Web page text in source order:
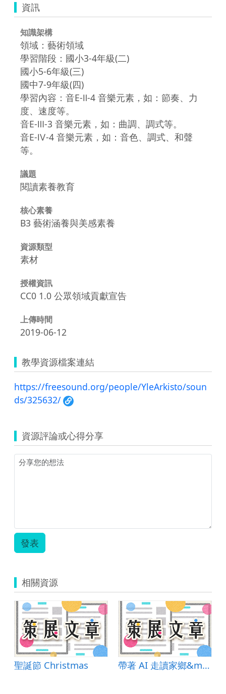
資訊
知識架構
領域：藝術領域
學習階段：國小3-4年級(二)
國小5-6年級(三)
國中7-9年級(四)
學習內容：音E-Ⅱ-4 音樂元素，如：節奏、力
度、速度等。
音E-Ⅲ-3 音樂元素，如：曲調、調式等。
音E-Ⅳ-4 音樂元素，如：音色、調式、和聲
等。
議題
閱讀素養教育
核心素養
B3 藝術涵養與美感素養
資源類型
素材
授權資訊
CC0 1.0 公眾領域貢獻宣告
上傳時間
2019-06-12
教學資源檔案連結
https://freesound.org/people/YleArkisto/soun
ds/325632/
資源評論或心得分享
發表
相關資源
聖誕節 Christmas 帶著 AI 走讀家鄉&mdash;&mdash;我的「AI 故事家」教學現場筆記